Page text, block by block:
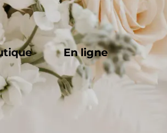
Gustave Eiffel, Paris 75007
En ligne